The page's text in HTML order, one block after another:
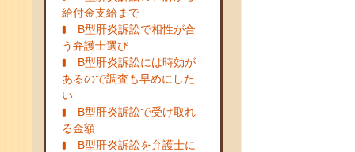
給付金支給まで
B型肝炎訴訟で相性が合
う弁護士選び
B型肝炎訴訟には時効が
あるので調査も早めにした
い
B型肝炎訴訟で受け取れ
る金額
B型肝炎訴訟を弁護士に